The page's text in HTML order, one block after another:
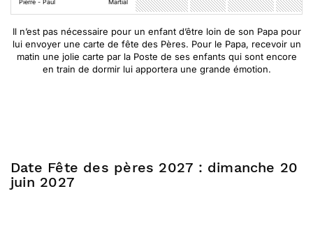
Pierre - Paul Martial
Il n’est pas nécessaire pour un enfant d’être loin de son Papa pour
lui envoyer une carte de fête des Pères. Pour le Papa, recevoir un
matin une jolie carte par la Poste de ses enfants qui sont encore
en train de dormir lui apportera une grande émotion.
Date Fête des pères 2027 : dimanche 20
juin 2027